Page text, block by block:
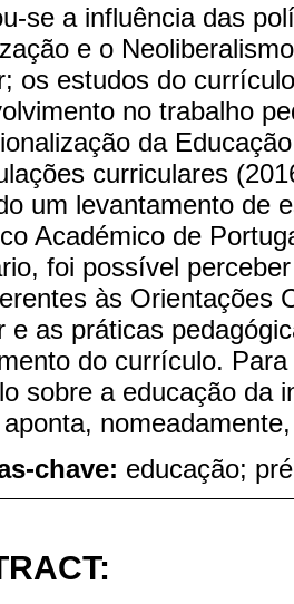
se a influência das
e o
os estudos do
no trabalho
da
curriculares
um levantamento de
Académico de
foi possível
às Orientações
e as práticas
do currículo.
sobre a educação da
chave: educação;